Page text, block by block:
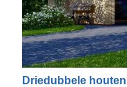
Driedubbele